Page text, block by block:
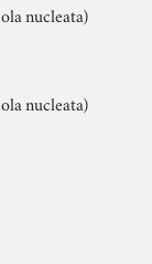
nucleata)
nucleata)